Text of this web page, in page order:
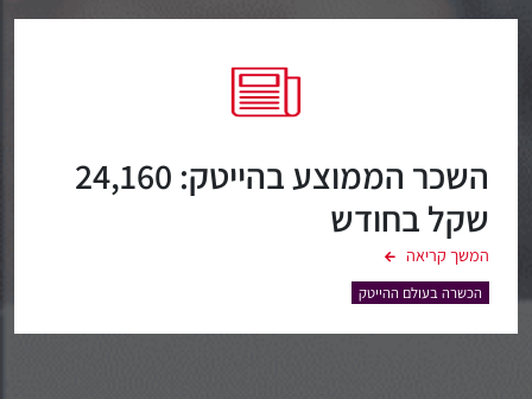
השכר הממוצע בהייטק: 24,160
שקל בחודש
המשך קריאה
הכשרה בעולם ההייטק